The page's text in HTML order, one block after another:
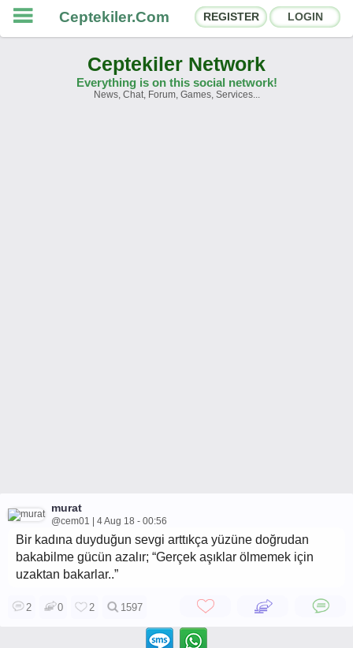
Ceptekiler.Com REGISTER LOGIN
Ceptekiler Network
Everything is on this social network!
News, Chat, Forum, Games, Services...
murat
@cem01 | 4 Aug 18 - 00:56
Bir kadına duyduğun sevgi arttıkça yüzüne doğrudan
bakabilme gücün azalır; “Gerçek aşıklar ölmemek için
uzaktan bakarlar..”
2 0 2 1597